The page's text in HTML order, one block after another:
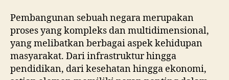
Pembangunan sebuah negara merupakan
proses yang kompleks dan multidimensional,
yang melibatkan berbagai aspek kehidupan
masyarakat. Dari infrastruktur hingga
pendidikan, dari kesehatan hingga ekonomi,